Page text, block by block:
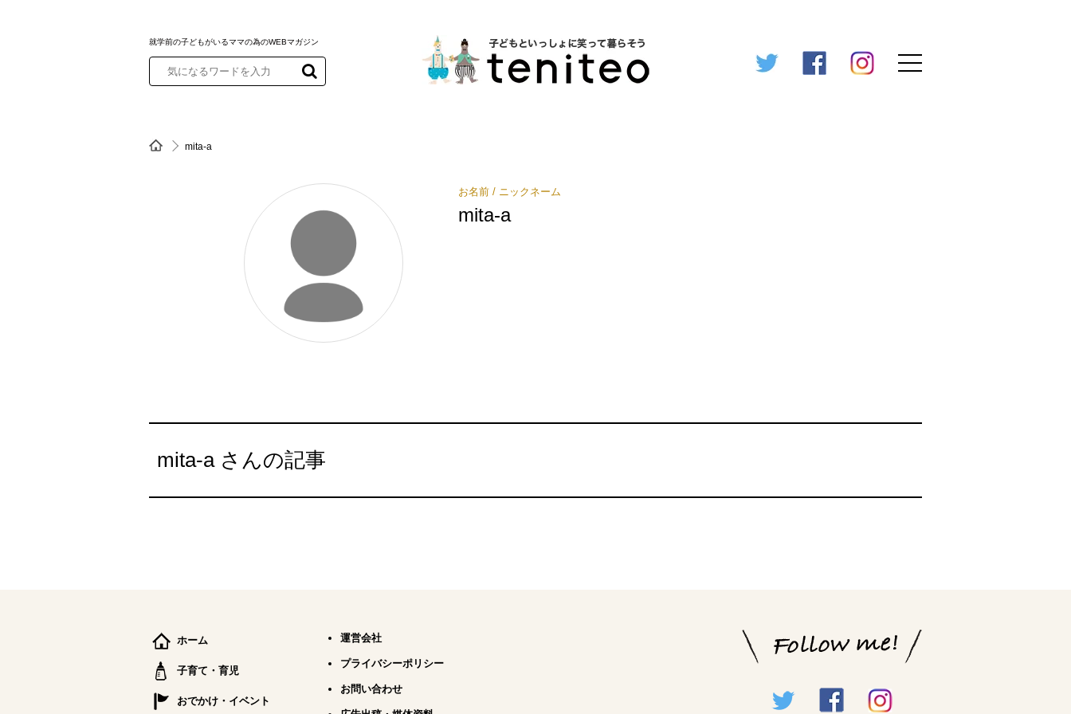
就学前の子どもがいるママの為のWEBマガジン
mita-a
お名前 / ニックネーム
mita-a
mita-a さんの記事
ホーム
子育て・育児
おでかけ・イベント
運営会社
プライバシーポリシー
お問い合わせ